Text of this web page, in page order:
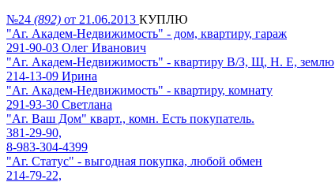
№24 (892) от 21.06.2013 КУПЛЮ
"Аг. Академ-Недвижимость" - дом, квартиру, гараж
291-90-03 Олег Иванович
"Аг. Академ-Недвижимость" - квартиру В/З, Щ, Н. Е, землю
214-13-09 Ирина
"Аг. Академ-Недвижимость" - квартиру, комнату
291-93-30 Светлана
"Аг. Ваш Дом" кварт., комн. Есть покупатель.
381-29-90,
8-983-304-4399
"Аг. Статус" - выгодная покупка, любой обмен
214-79-22,